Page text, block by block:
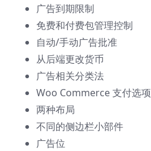
广告到期限制
免费和付费包管理控制
自动/手动广告批准
从后端更改货币
广告相关分类法
Woo Commerce 支付选项
两种布局
不同的侧边栏小部件
广告位